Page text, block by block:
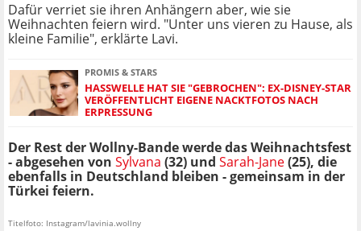
Dafür verriet sie ihren Anhängern aber, wie sie
Weihnachten feiern wird. "Unter uns vieren zu Hause, als
kleine Familie", erklärte Lavi.
PROMIS & STARS
HASSWELLE HAT SIE "GEBROCHEN": EX-DISNEY-STAR
VERÖFFENTLICHT EIGENE NACKTFOTOS NACH
ERPRESSUNG
Der Rest der Wollny-Bande werde das Weihnachtsfest
- abgesehen von Sylvana (32) und Sarah-Jane(25), die
ebenfalls in Deutschland bleiben - gemeinsam in der
Türkei feiern.
Titelfoto: Instagram/lavinia.wollny